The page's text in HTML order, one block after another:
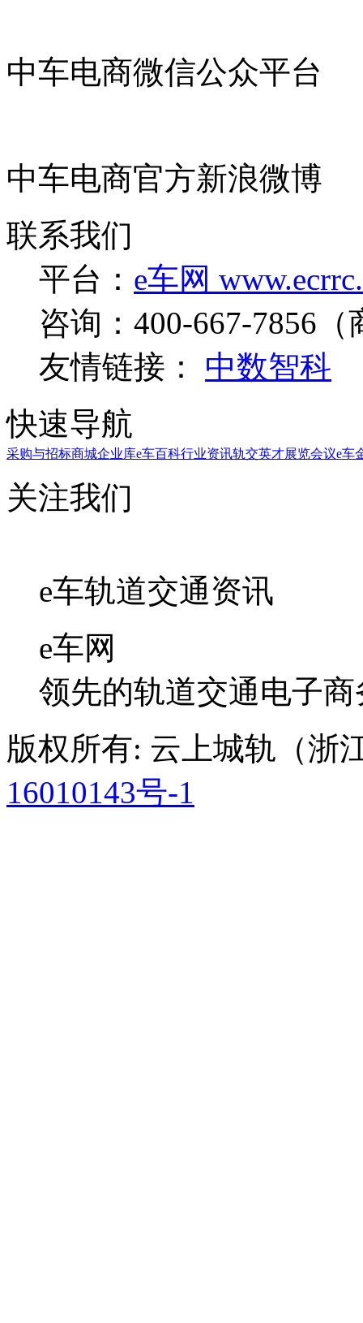
中车电商微信公众平台
中车电商官方新浪微博
联系我们
平台： e车网
咨询：400-667-7856
友情链接： 中数智科
快速导航
采购与招标商城企业库e车百科行业资讯轨交英才展览会议e车
关注我们
e车轨道交通资讯
e车网
领先的轨道交通电子
版权所有: 云上城轨（
16010143号-1